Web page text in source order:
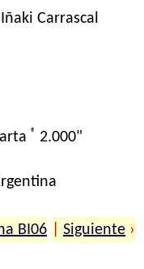
Carrascal
® 2.000"
BI06 Siguiente ›